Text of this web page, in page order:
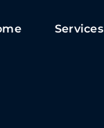
Services